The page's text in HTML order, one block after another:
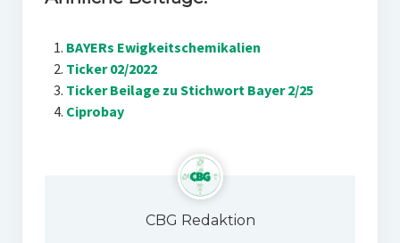
BAYERs Ewigkeitschemikalien
Ticker 02/2022
Ticker Beilage zu Stichwort Bayer 2/25
Ciprobay
CBG Redaktion